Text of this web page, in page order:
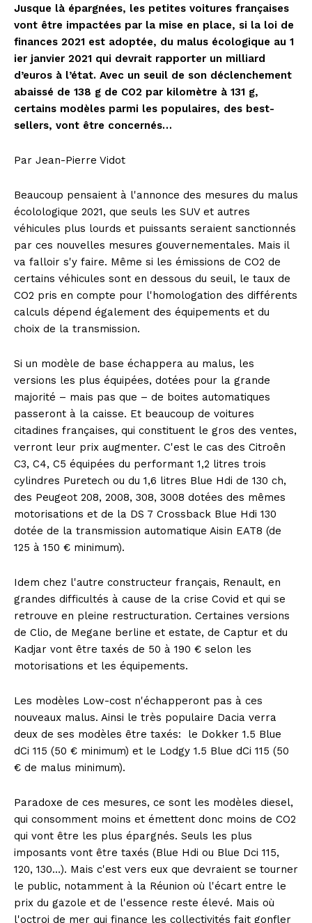
Jusque là épargnées, les petites voitures françaises
vont être impactées par la mise en place, si la loi de
finances 2021 est adoptée, du malus écologique au 1
ier janvier 2021 qui devrait rapporter un milliard
d’euros à l’état. Avec un seuil de son déclenchement
abaissé de 138 g de CO2 par kilomètre à 131 g,
certains modèles parmi les populaires, des best-
sellers, vont être concernés…
Par Jean-Pierre Vidot
Beaucoup pensaient à l'annonce des mesures du malus
écolologique 2021, que seuls les SUV et autres
véhicules plus lourds et puissants seraient sanctionnés
par ces nouvelles mesures gouvernementales. Mais il
va falloir s'y faire. Même si les émissions de CO2 de
certains véhicules sont en dessous du seuil, le taux de
CO2 pris en compte pour l'homologation des différents
calculs dépend également des équipements et du
choix de la transmission.
Si un modèle de base échappera au malus, les
versions les plus équipées, dotées pour la grande
majorité – mais pas que – de boites automatiques
passeront à la caisse. Et beaucoup de voitures
citadines françaises, qui constituent le gros des ventes,
verront leur prix augmenter. C'est le cas des Citroên
C3, C4, C5 équipées du performant 1,2 litres trois
cylindres Puretech ou du 1,6 litres Blue Hdi de 130 ch,
des Peugeot 208, 2008, 308, 3008 dotées des mêmes
motorisations et de la DS 7 Crossback Blue Hdi 130
dotée de la transmission automatique Aisin EAT8 (de
125 à 150 € minimum).
Idem chez l'autre constructeur français, Renault, en
grandes difficultés à cause de la crise Covid et qui se
retrouve en pleine restructuration. Certaines versions
de Clio, de Megane berline et estate, de Captur et du
Kadjar vont être taxés de 50 à 190 € selon les
motorisations et les équipements.
Les modèles Low-cost n'échapperont pas à ces
nouveaux malus. Ainsi le très populaire Dacia verra
deux de ses modèles être taxés: le Dokker 1.5 Blue
dCi 115 (50 € minimum) et le Lodgy 1.5 Blue dCi 115 (50
€ de malus minimum).
Paradoxe de ces mesures, ce sont les modèles diesel,
qui consomment moins et émettent donc moins de CO2
qui vont être les plus épargnés. Seuls les plus
imposants vont être taxés (Blue Hdi ou Blue Dci 115,
120, 130…). Mais c'est vers eux que devraient se tourner
le public, notamment à la Réunion où l'écart entre le
prix du gazole et de l'essence reste élevé. Mais où
l'octroi de mer qui finance les collectivités fait gonfler